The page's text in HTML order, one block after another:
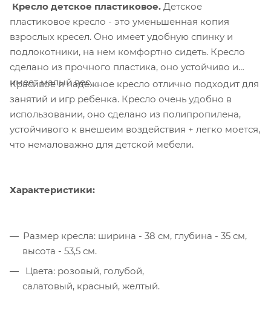
Кресло детское пластиковое. Детское
пластиковое кресло - это уменьшенная копия
взрослых кресел. Оно имеет удобную спинку и
подлокотники, на нем комфортно сидеть. Кресло
сделано из прочного пластика, оно устойчиво и
имеет малый вес.
Красивое и надежное кресло отлично подходит для
занятий и игр ребенка. Кресло очень удобно в
использовании, оно сделано из полипропилена,
устойчивого к внешеим воздействия + легко моется,
что немаловажно для детской мебели.
Характеристики:
Размер кресла: ширина - 38 см, глубина - 35 см,
высота - 53,5 см.
салатовый, красный, желтый.